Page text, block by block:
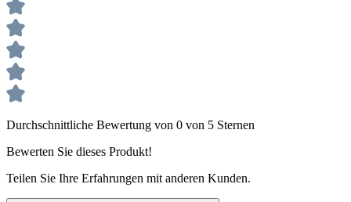
Durchschnittliche Bewertung von 0 von 5 Sternen
Bewerten Sie dieses Produkt!
Teilen Sie Ihre Erfahrungen mit anderen Kunden.